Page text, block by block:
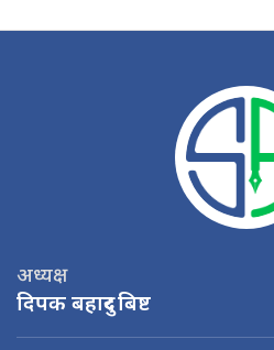
अध्यक्ष
दिपक बहादुर बिष्ट